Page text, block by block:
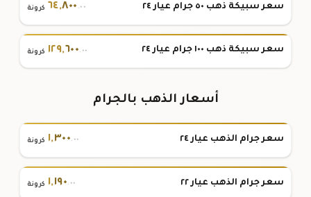
سعر سبيكة ذهب ٥٠ جرام عيار ٢٤ ٦٤,٨٠٠ .٠٠ كرونة
سعر سبيكة ذهب ١٠٠ جرام عيار ٢٤ ١٢٩,٦٠٠.٠٠ كرونة
أسعار الذهب بالجرام
سعر جرام الذهب عيار ٢٤ ١,٣٠٠.٠٠ كرونة
سعر جرام الذهب عيار ٢٢ ١,١٩٠.٠٠ كرونة